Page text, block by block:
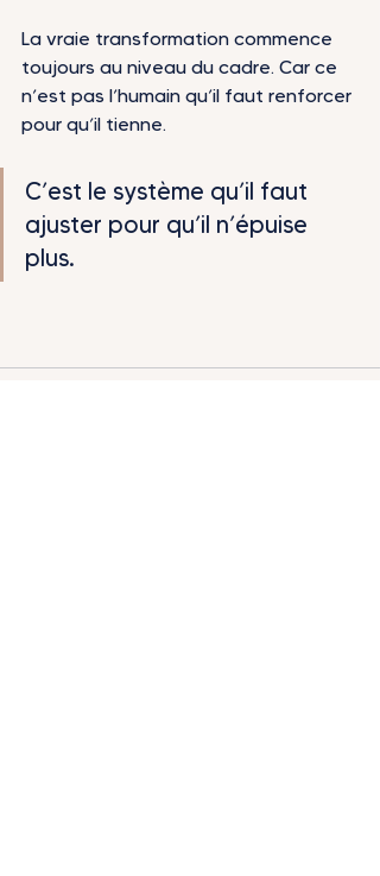
La vraie transformation commence
toujours au niveau du cadre. Car ce
n’est pas l’humain qu’il faut renforcer
pour qu’il tienne.
C’est le système qu’il faut
ajuster pour qu’il n’épuise
plus.